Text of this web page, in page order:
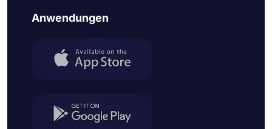
Anwendungen